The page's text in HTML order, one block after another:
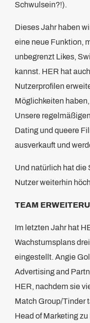
Schwulsein?!).
Dieses Jahr haben
eine neue Funktion,
unbegrenzt Likes,
kannst. HER hat
Nutzerprofilen
Möglichkeiten
Unsere
Dating und queere
ausverkauft und
Und natürlich hat die
Nutzer weiterhin
TEAM
Im letzten Jahr hat
Wachstumsplans
eingestellt. Angie
Advertising and
HER, nachdem sie
Match Group/Tinder
Head of Marketing